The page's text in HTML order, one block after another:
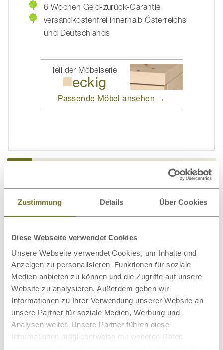
Zustimmung Details Über Cookies
Diese Webseite verwendet Cookies
Unsere Webseite verwendet Cookies, um Inhalte und
Anzeigen zu personalisieren, Funktionen für soziale
Medien anbieten zu können und die Zugriffe auf unsere
Website zu analysieren. Außerdem geben wir
Informationen zu Ihrer Verwendung unserer Website an
unsere Partner für soziale Medien, Werbung und
Analysen weiter. Unsere Partner führen diese
Informationen möglicherweise mit weiteren Daten
6 Wochen Geld-zurück-Garantie
versandkostenfrei innerhalb Österreichs
und Deutschlands
Teil der Möbelserie
eckig
Passende Möbelansehen →
Einfache Montage
Über unser Holz
Kundenmeinungen
Weitere passende Kategorien zu diesem
Produkt